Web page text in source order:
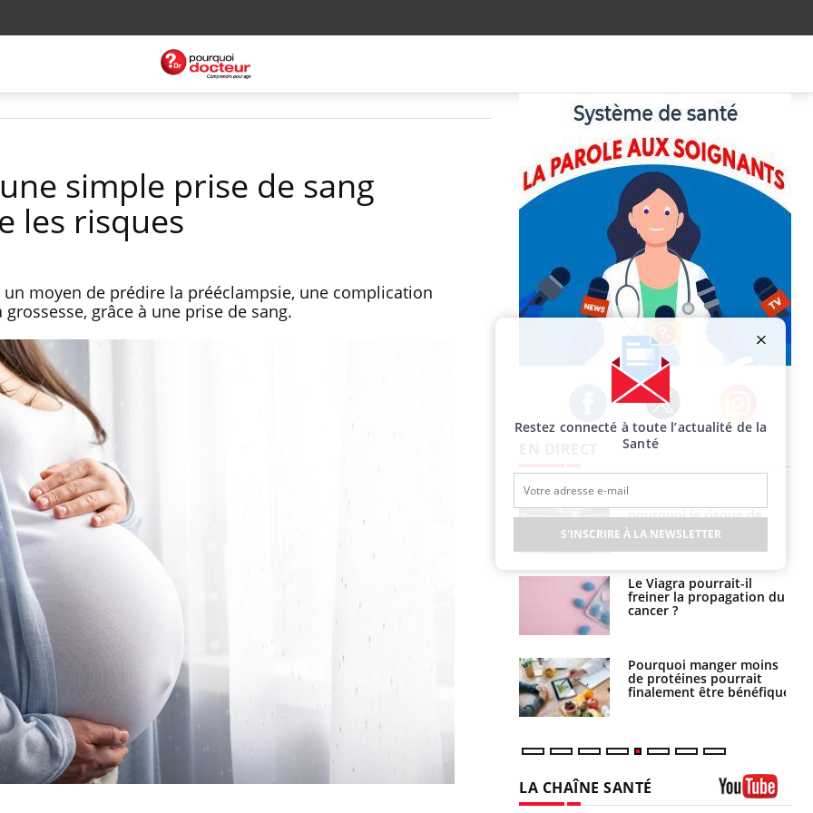
simple prise de sang
les risques
moyen de prédire la prééclampsie, une complication
grâce à une prise de sang.
Facebook Twitter Instagram
Chikungunya, dengue,
West Nile : que se passe-
t-il dans le sud de la
Cytomégalovirus : ce qui
change dans la prise en
charge des femmes
enceintes
elle enfin ?
gâche-t-il les premiers
jours de vos vacances ?
pourquoi le risque de
noyade grimpe-t-il ?
Le Viagra pourrait-il
freiner la propagation du
cancer ?
Pourquoi manger moins
de protéines pourrait
finalement être bénéfique
Restez connecté à toute l’actualité de la
Santé
S'INSCRIRE À LA NEWSLETTER